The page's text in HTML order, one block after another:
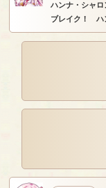
ハンナ・シャロ
ブレイク！ ハ